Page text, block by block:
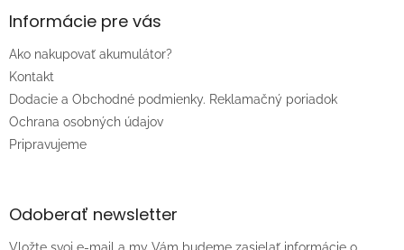
Informácie pre vás
Ako nakupovať akumulátor?
Kontakt
Dodacie a Obchodné podmienky. Reklamačný poriadok
Ochrana osobných údajov
Pripravujeme
Odoberať newsletter
Vložte svoj e-mail a my Vám budeme zasielať informácie o